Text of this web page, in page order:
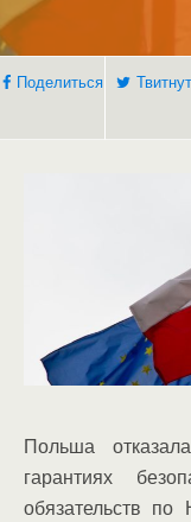
Поделиться
Польша
гарантиях
обязательств